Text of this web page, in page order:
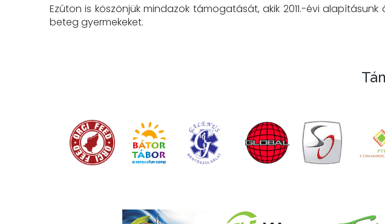
Ezúton is köszönjük mindazok támogatását, akik 2011.-évi
beteg gyermekeket.